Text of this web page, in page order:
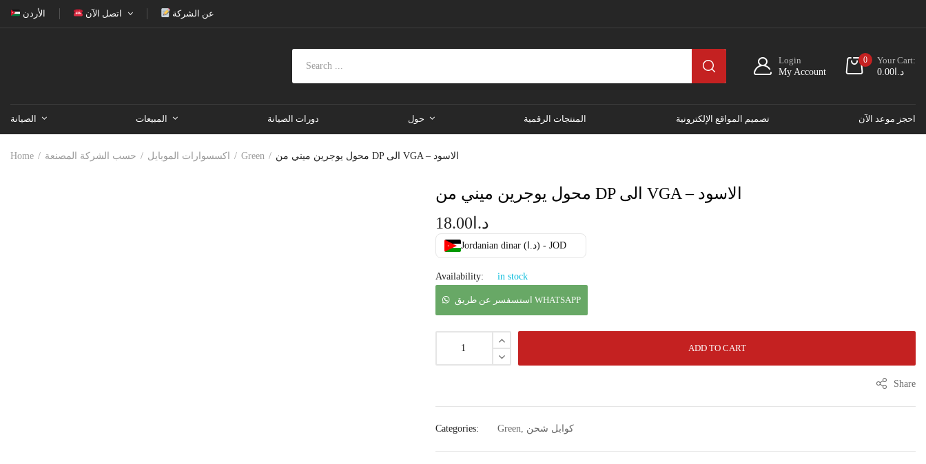
الأردن اتصل الآن عن الشركة
Login
My Account
0
Your Cart:
د.ا 0.00
الصيانة المبيعات دورات الصيانة حول المنتجات الرقمية تصميم المواقع الإلكترونية احجز موعد الآن
Home اكسسوارات الموبايل حسب الشركة المصنعة Green محول يوجرين ميني من DP الى VGA – الاسود
محول يوجرين ميني من DP الى VGA – الاسود
د.ا 18.00
Jordanian dinar (د.ا) - JOD
Availability: in stock
استسفسر عن طريق WHATSAPP
ADD TO CART
Share
Categories: Green, كوابل شحن